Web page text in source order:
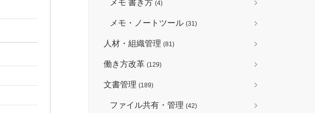
メモ 書き方 (4)
メモ・ノートツール (31)
人材・組織管理 (81)
働き方改革 (129)
文書管理 (189)
ファイル共有・管理 (42)